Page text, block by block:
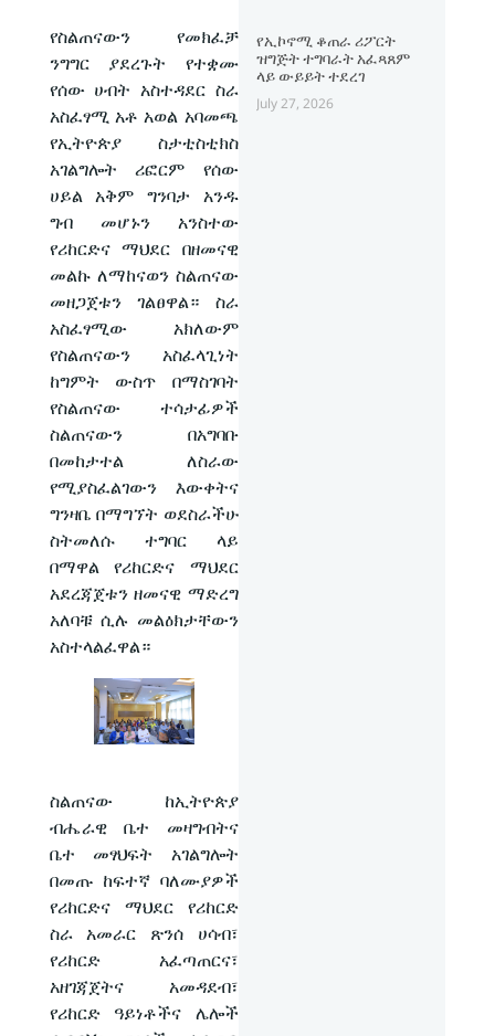
የስልጠናውን የመክፈቻ
ንግግር ያደረጉት የተቋሙ
የሰው ሀብት አስተዳደር ስራ
አስፈፃሚ አቶ አወል አባመጫ
የኢትዮጵያ ስታቲስቲክስ
አገልግሎት ሪፎርም የሰው
ሀይል አቅም ግንባታ አንዱ
ግብ መሆኑን አንስተው
የሪከርድና ማህደር በዘመናዊ
መልኩ ለማከናወን ስልጠናው
መዘጋጀቱን ገልፀዋል። ስራ
አስፈፃሚው አክለውም
የስልጠናውን አስፈላጊነት
ከግምት ውስጥ በማስገባት
የስልጠናው ተሳታፊዎች
ስልጠናውን በአግባቡ
በመከታተል ለስራው
የሚያስፈልገውን እውቀትና
ግንዛቤ በማግኘት ወደስራችሁ
ስትመለሱ ተግባር ላይ
በማዋል የሪከርድና ማህደር
አደረጃጀቱን ዘመናዊ ማድረግ
አለባቹ ሲሉ መልዕክታቸውን
አስተላልፈዋል።
ስልጠናው ከኢትዮጵያ
ብሔራዊ ቤተ መዛግብትና
ቤተ መፃህፍት አገልግሎት
በመጡ ከፍተኛ ባለሙያዎች
የሪከርድና ማህደር የሪከርድ
ስራ አመራር ጽንሰ ሀሳብ፣
የሪከርድ አፈጣጠርና፣
አዘገጃጀትና አመዳደብ፣
የሪከርድ ዓይነቶችና ሌሎች
የኢኮኖሚ ቆጠራ ሪፖርት
ዝግጅት ተግባራት አፈጻጸም
ላይ ውይይት ተደረገ
July 27, 2026